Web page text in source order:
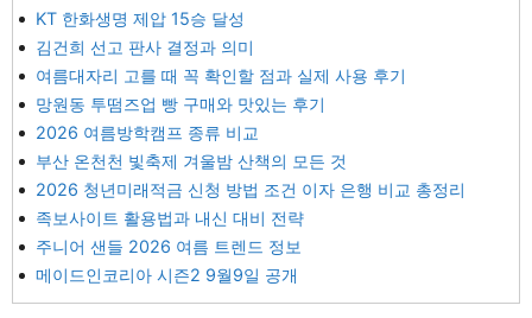
KT 한화생명 제압 15승 달성
김건희 선고 판사 결정과 의미
여름대자리 고를 때 꼭 확인할 점과 실제 사용 후기
망원동 투떰즈업 빵 구매와 맛있는 후기
2026 여름방학캠프 종류 비교
부산 온천천 빛축제 겨울밤 산책의 모든 것
2026 청년미래적금 신청 방법 조건 이자 은행 비교 총정리
족보사이트 활용법과 내신 대비 전략
주니어 샌들 2026 여름 트렌드 정보
메이드인코리아 시즌2 9월9일 공개